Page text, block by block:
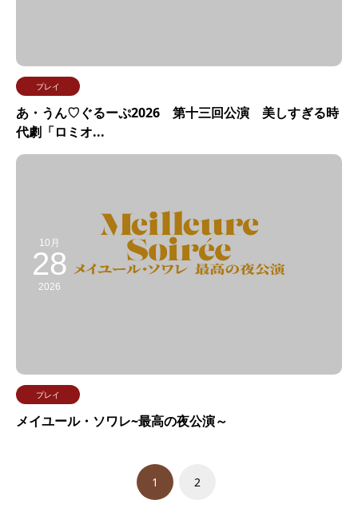
プレイ
あ・うん♡ぐるーぷ2026 第十三回公演 美しすぎる時
代劇「ロミオ...
10月
28
2026
プレイ
メイユール・ソワレ~最高の夜公演～
1 2